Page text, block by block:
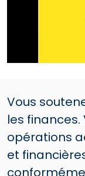
Vous
les
opérations
et